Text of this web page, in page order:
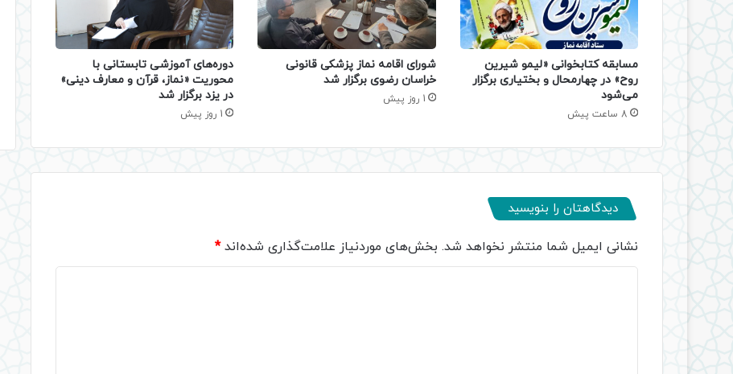
مسابقه کتابخوانی «لیمو شیرین
روح» در چهارمحال و بختیاری برگزار
می‌شود
8 ساعت پیش
شورای اقامه نماز پزشکی قانونی
خراسان رضوی برگزار شد
1 روز پیش
دوره‌های آموزشی تابستانی با
محوریت «نماز، قرآن و معارف دینی»
در یزد برگزار شد
1 روز پیش
دیدگاهتان را بنویسید
نشانی ایمیل شما منتشر نخواهد شد. بخش‌های موردنیاز علامت‌گذاری شده‌اند*